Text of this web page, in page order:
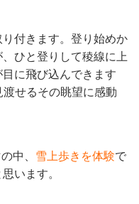
付きます。登り始めか
ひと登りして稜線に上
目に飛び込んできます
せるその眺望に感動
中、 雪上歩きを体験で
います。